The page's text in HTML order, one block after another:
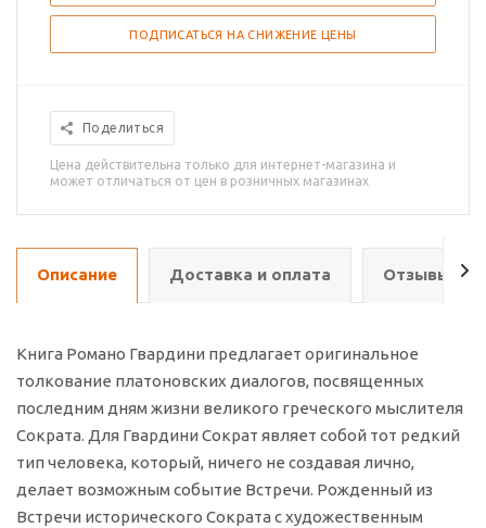
ПОДПИСАТЬСЯ НА СНИЖЕНИЕ ЦЕНЫ
Поделиться
Цена действительна только для интернет-магазина и
может отличаться от цен в розничных магазинах
Описание Доставка и оплата Отзывы о
Книга Романо Гвардини предлагает оригинальное
толкование платоновских диалогов, посвященных
последним дням жизни великого греческого мыслителя
Сократа. Для Гвардини Сократ являет собой тот редкий
тип человека, который, ничего не создавая лично,
делает возможным событие Встречи. Рожденный из
Встречи исторического Сократа с художественным